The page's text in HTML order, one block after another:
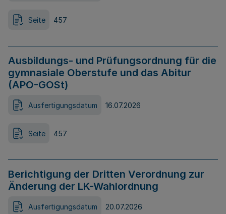
Seite 457
Ausbildungs- und Prüfungsordnung für die
gymnasiale Oberstufe und das Abitur
(APO-GOSt)
Ausfertigungsdatum 16.07.2026
Seite 457
Berichtigung der Dritten Verordnung zur
Änderung der LK-Wahlordnung
Ausfertigungsdatum 20.07.2026